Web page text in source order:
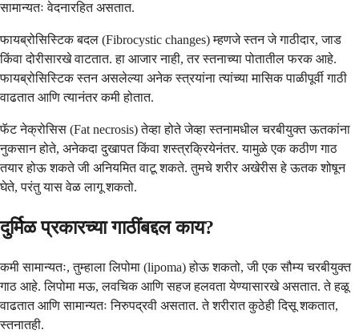
सामान्यतः वेदनारहित असतात.
फायब्रोसिस्टिक बदल (Fibrocystic changes) म्हणजे स्तन जे गाठीदार, जाड
किंवा दोरीसारखे वाटतात. हा आजार नाही, तर स्तनाच्या पोतातील फरक आहे.
फायब्रोसिस्टिक स्तन असलेल्या अनेक स्त्रयांना त्यांच्या मासिक पाळीपूर्वी गाठी
वाढतात आणि त्यानंतर कमी होतात.
फॅट नेक्रोसिस (Fat necrosis) तेव्हा होते जेव्हा स्तनामधील चरबीयुक्त ऊतकांना
नुकसान होते, अनेकदा दुखापत किंवा शस्त्रक्रियेनंतर. यामुळे एक कठीण गाठ
तयार होऊ शकते जी अनियमित वाटू शकते. तुमचे शरीर अखेरीस हे ऊतक शोषून
घेते, परंतु यास वेळ लागू शकतो.
दुर्मिळ प्रकारच्या गाठींबद्दल काय?
कमी सामान्यतः, तुम्हाला लिपोमा (lipoma) होऊ शकतो, जी एक सौम्य चरबीयुक्त
गाठ आहे. लिपोमा मऊ, लवचिक आणि सहज हलवता येण्यासारखे असतात. ते हळू
वाढतात आणि सामान्यतः निरुपद्रवी असतात. ते शरीरात कुठेही दिसू शकतात,
स्तनातही.